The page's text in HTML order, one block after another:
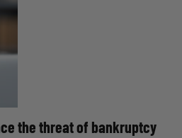
the threat of bankruptcy